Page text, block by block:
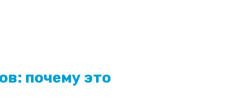
почему это